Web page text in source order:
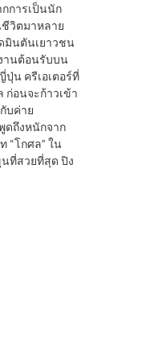
กการเป็นนัก
วิตมาหลาย
มินตันเยาวชน
านต้อนรับบน
น ครีเอเตอร์ที่
อนจะก้าวเข้า
บค่าย
ดถึงหนักจาก
“โกศล” ใน
ที่สวยที่สุด ปิง